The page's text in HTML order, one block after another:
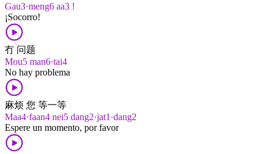
Gau3·meng6 aa3 !
¡Socorro!
冇 问题
Mou5 man6·tai4
No hay problema
麻烦 您 等一等
Maa4·faan4 nei5 dang2·jat1·dang2
Espere un momento, por favor